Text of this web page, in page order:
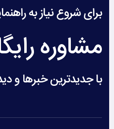
برای شروع نیاز به
مشاوره
با جدیدترین خبرها و